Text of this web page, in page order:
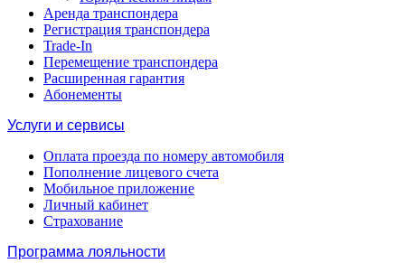
Аренда транспондера
Регистрация транспондера
Trade-In
Перемещение транспондера
Расширенная гарантия
Абонементы
Услуги и сервисы
Оплата проезда по номеру автомобиля
Пополнение лицевого счета
Мобильное приложение
Личный кабинет
Страхование
Программа лояльности